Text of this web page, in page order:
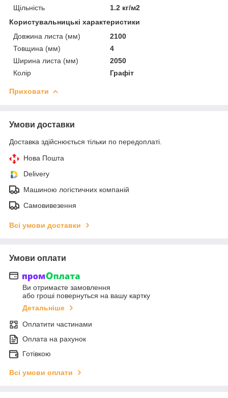
Щільність
1.2 кг/м2
Користувальницькі характеристики
Довжина листа (мм)
2100
Товщина (мм)
4
Ширина листа (мм)
2050
Колір
Графіт
Приховати
Умови доставки
Доставка здійснюється тільки по передоплаті.
Нова Пошта
Delivery
Машиною логістичних компаній
Самовивезення
Всі умови доставки
Умови оплати
Ви отримаєте замовлення
або гроші повернуться на вашу картку
Детальніше
Оплатити частинами
Оплата на рахунок
Готівкою
Всі умови оплати